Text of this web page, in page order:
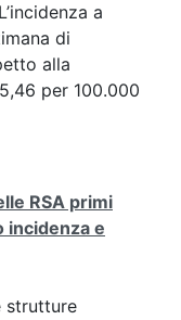
a
di
alla
per 100.000
RSA primi
incidenza e
strutture